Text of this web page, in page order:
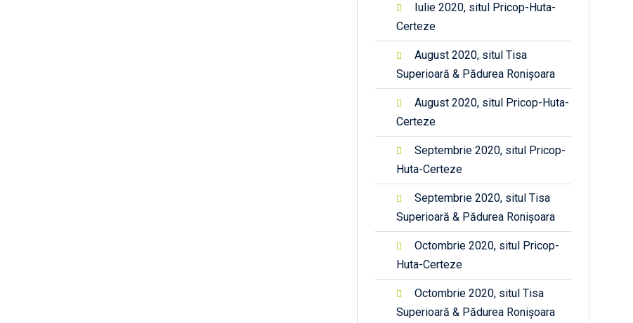
Iulie 2020, situl Pricop-Huta-
Certeze
August 2020, situl Tisa
Superioară & Pădurea Ronișoara
August 2020, situl Pricop-Huta-
Certeze
Septembrie 2020, situl Pricop-
Huta-Certeze
Septembrie 2020, situl Tisa
Superioară & Pădurea Ronișoara
Octombrie 2020, situl Pricop-
Huta-Certeze
Octombrie 2020, situl Tisa
Superioară & Pădurea Ronișoara